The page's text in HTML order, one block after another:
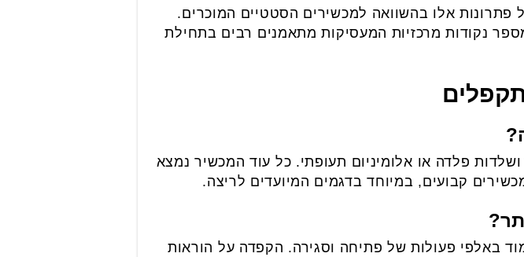
פתרונות אלו בהשוואה למכשירים הסטטיים המוכרים.
נקודות מרכזיות המעסיקות מתאמנים רבים בתחילת
פלדה או אלומיניום תעופתי. כל עוד המכשיר נמצא
קבועים, במיוחד בדגמים המיועדים לריצה.
באלפי פעולות של פתיחה וסגירה. הקפדה על הוראות